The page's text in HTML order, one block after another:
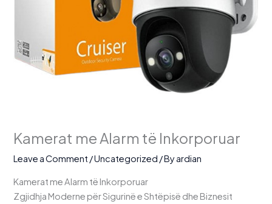
Kamerat me Alarm të Inkorporuar
Leave a Comment /Uncategorized / Byardian
Kamerat me Alarm të Inkorporuar
Zgjidhja Moderne për Sigurinë e Shtëpisë dhe Biznesit